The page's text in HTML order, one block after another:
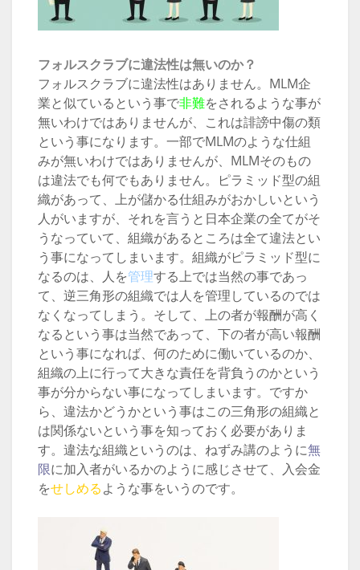
フォルスクラブに違法性は無いのか？
フォルスクラブに違法性はありません。MLM企
業と似ているという事で非難をされるような事が
無いわけではありませんが、これは誹謗中傷の類
という事になります。一部でMLMのような仕組
みが無いわけではありませんが、MLMそのもの
は違法でも何でもありません。ピラミッド型の組
織があって、上が儲かる仕組みがおかしいという
人がいますが、それを言うと日本企業の全てがそ
うなっていて、組織があるところは全て違法とい
う事になってしまいます。組織がピラミッド型に
なるのは、人を管理する上では当然の事であっ
て、逆三角形の組織では人を管理しているのでは
なくなってしまう。そして、上の者が報酬が高く
なるという事は当然であって、下の者が高い報酬
という事になれば、何のために働いているのか、
組織の上に行って大きな責任を背負うのかという
事が分からない事になってしまいます。ですか
ら、違法かどうかという事はこの三角形の組織と
は関係ないという事を知っておく必要がありま
す。違法な組織というのは、ねずみ講のように無
限に加入者がいるかのように感じさせて、入会金
をせしめるような事をいうのです。